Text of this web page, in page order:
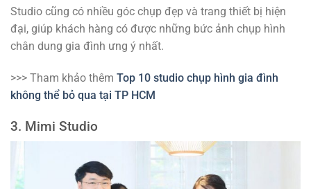
Studio cũng có nhiều góc chụp đẹp và trang thiết bị hiện
đại, giúp khách hàng có được những bức ảnh chụp hình
chân dung gia đình ưng ý nhất.
>>> Tham khảo thêm Top 10 studio chụp hình gia đình
không thể bỏ qua tại TP HCM
3. Mimi Studio